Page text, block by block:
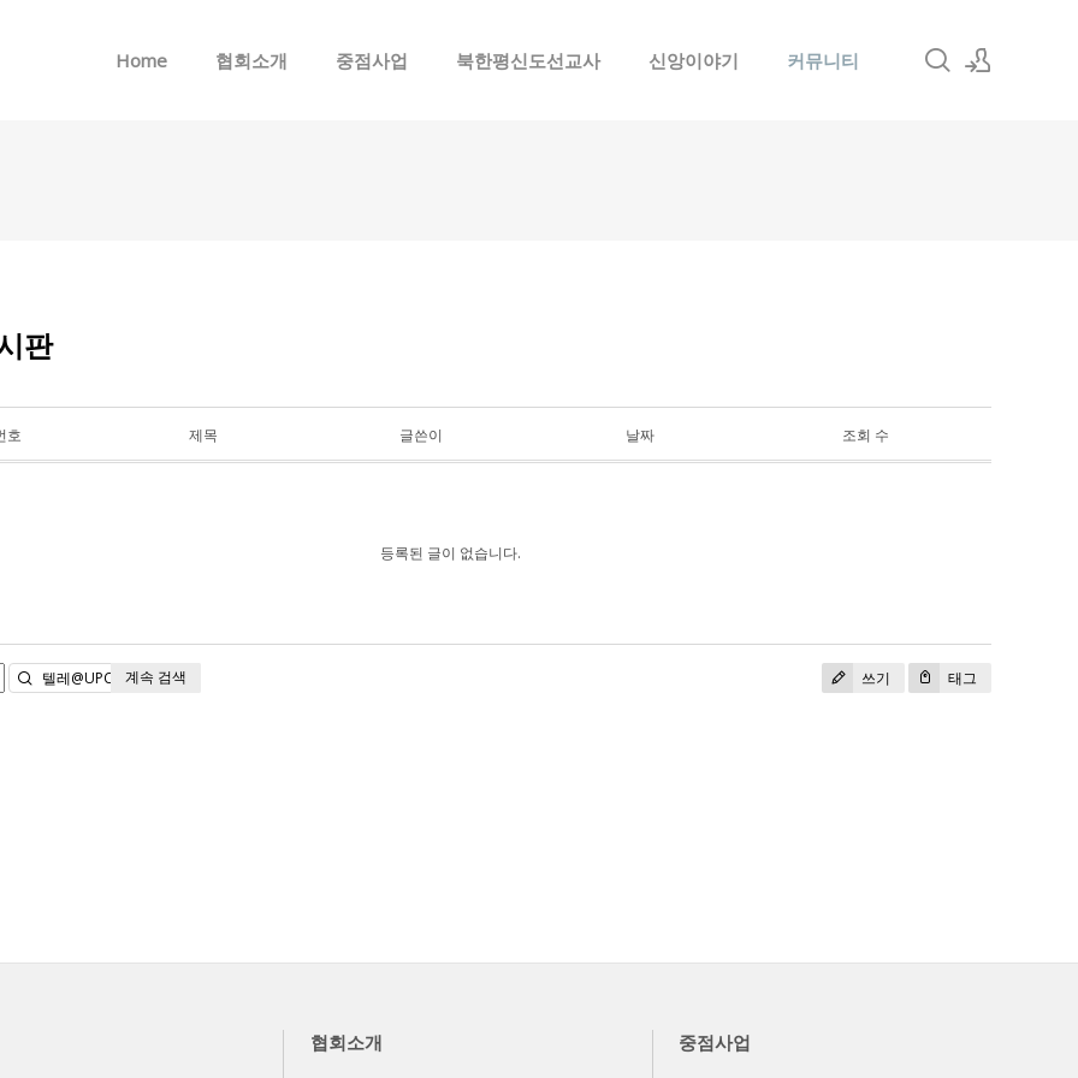
Home 협회소개 중점사업 북한평신도선교사 신앙이야기 커뮤니티
판
호 제목 글쓴이 날짜 조회 수
등록된 글이 없습니다.
쓰기 태그
검색
계속 검색
협회소개 중점사업